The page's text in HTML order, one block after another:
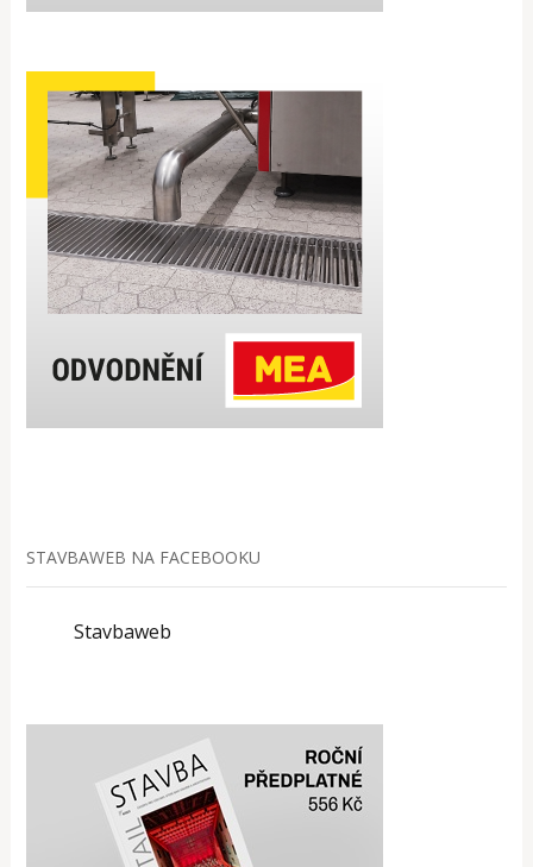
STAVBAWEB NA FACEBOOKU
Stavbaweb